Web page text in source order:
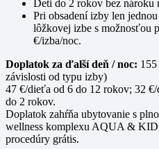
Deti do 2 rokov bez nároku
Pri obsadení izby len
lôžkovej izbe s možnosťou
€/izba/noc.
Doplatok za ďalší deň / noc:
závislosti od typu izby)
47 €/dieťa od 6 do 12 rokov; 32
do 2 rokov.
Doplatok zahŕňa ubytovanie s
wellness komplexu AQUA &
procedúry grátis.